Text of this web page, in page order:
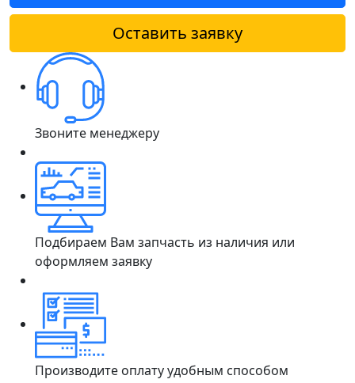
Оставить заявку
Звоните менеджеру
Подбираем Вам запчасть из наличия или
оформляем заявку
Производите оплату удобным способом